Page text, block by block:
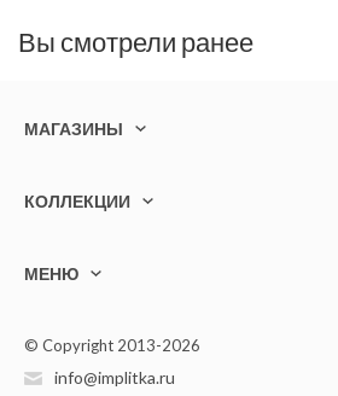
Вы смотрели ранее
МАГАЗИНЫ
КОЛЛЕКЦИИ
МЕНЮ
© Copyright 2013-2026
info@implitka.ru